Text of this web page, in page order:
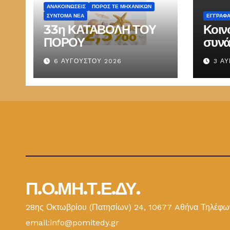
ΑΝΑΚΟΙΝΏΣΕΙΣ
ΠΌΡΟΣ ΤΕ ΜΗΧΑΝΙΚΏΝ
ΣΎΝΤΟΜΑ ΝΈΑ
33η ΚΑΤΑΒΟΛΗ ΤΟΥ
ΠΟΡΟΥ
6 ΑΥΓΟΎΣΤΟΥ 2026 3
Π.Ο.ΜΗ.Τ.Ε.ΔΥ.
28ης Οκτωβρίου (Πατησίων) 24, 10677 Aθήνα
email:info@pomitedy.gr